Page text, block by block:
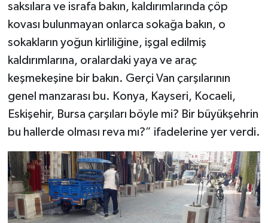
saksılara ve israfa bakın, kaldırımlarında çöp
kovası bulunmayan onlarca sokağa bakın, o
sokakların yoğun kirliliğine, işgal edilmiş
kaldırımlarına, oralardaki yaya ve araç
keşmekeşine bir bakın. Gerçi Van çarşılarının
genel manzarası bu. Konya, Kayseri, Kocaeli,
Eskişehir, Bursa çarşıları böyle mi? Bir büyükşehrin
bu hallerde olması reva mı?” ifadelerine yer verdi.